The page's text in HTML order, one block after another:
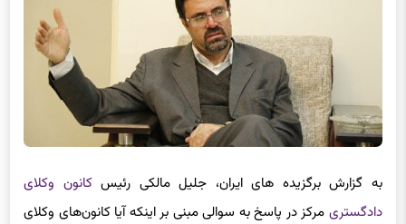
به گزارش برگزیده های ایران، جلیل مالکی رئیسکانون وکلای
دادگستری مرکز در پاسخ به سوالی مبنی بر اینکه آیا کانون‌های وکلای